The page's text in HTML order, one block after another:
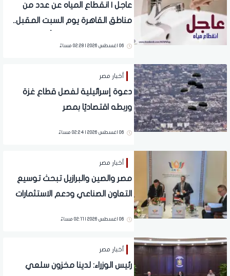
عاجل | انقطاع المياه عن عدد من
مناطق القاهرة يوم السبت المقبل..
عودة الخدمة
06 اغسطس 2026 | 02:28 مساءً
أخبار مصر
دعوة إسرائيلية لفصل قطاع غزة
وربطه اقتصاديًا بمصر
06 اغسطس 2026 | 02:24 مساءً
أخبار مصر
مصر والصين والبرازيل تبحث توسيع
التعاون الصناعي ودعم الاستثمارات
06 اغسطس 2026 | 02:11 مساءً
أخبار مصر
رئيس الوزراء: لدينا مخزون سلعي